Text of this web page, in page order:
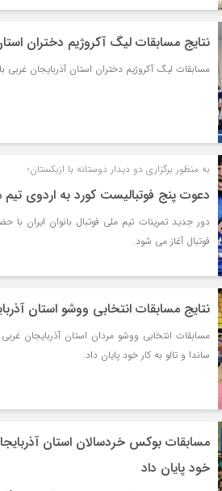
نتایج مسابقات لیگ آکروژیم دختران
مسابقات لیگ آکروژیم دختران استان آذربایجان غربی
به منظور برگزاری دو دیدار دوستانه با ازبکستان؛
دعوت پنج فوتبالیست کورد به اردوی تیم
دور جدید تمرینات تیم ملی فوتبال بانوان ایران با
فوتبال آغاز می شود.
نتایج مسابقات انتخابی ووشو استان
مسابقات انتخابی ووشو مردان استان آذربایجان
ساندا و تالو به کار خود پایان داد.
مسابقات بوکس خردسالان استان
خود پایان داد